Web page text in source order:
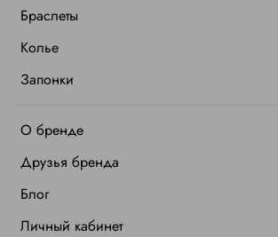
Браслеты
Колье
Запонки
О бренде
Друзья бренда
Блог
Личный кабинет